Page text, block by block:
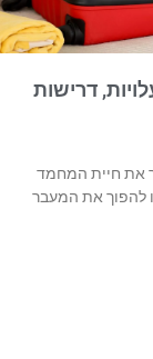
דרישות
את חיית המחמד
להפוך את המעבר